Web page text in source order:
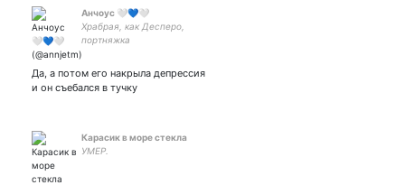
Анчоус 🤍💙🤍
Храбрая, как Десперо,
портняжка
Да, а потом его накрыла депрессия
и он съебался в тучку
Карасик в море стекла
УМЕР.